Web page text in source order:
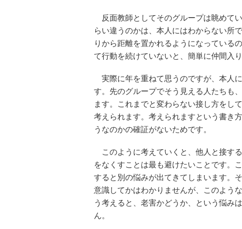
反面教師としてそのグループは眺めて
らい違うのかは、本人にはわからない所
りから距離を置かれるようになっている
て行動を続けていないと、簡単に仲間入
実際に年を重ねて思うのですが、本人
す。先のグループでそう見える人たちも
ます。これまでと変わらない接し方をし
考えられます。考えられますという書き
うなのかの確証がないためです。
このように考えていくと、他人と接す
をなくすことは最も避けたいことです。
すると別の悩みが出てきてしまいます。
意識してかはわかりませんが、このよう
う考えると、老害かどうか、という悩み
ん。